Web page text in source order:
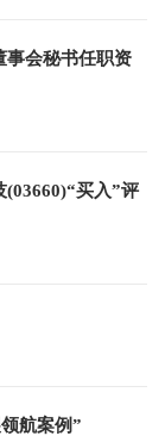
事会秘书任职资
买入”评
航案例”